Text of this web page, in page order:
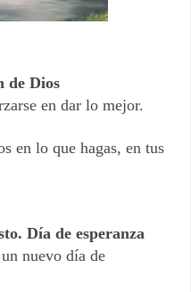
de Dios
en dar lo mejor.
en lo que hagas, en tus
Día de esperanza
nuevo día de